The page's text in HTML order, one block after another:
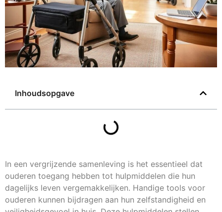
Inhoudsopgave
In een vergrijzende samenleving is het essentieel dat
ouderen toegang hebben tot hulpmiddelen die hun
dagelijks leven vergemakkelijken. Handige tools voor
ouderen kunnen bijdragen aan hun zelfstandigheid en